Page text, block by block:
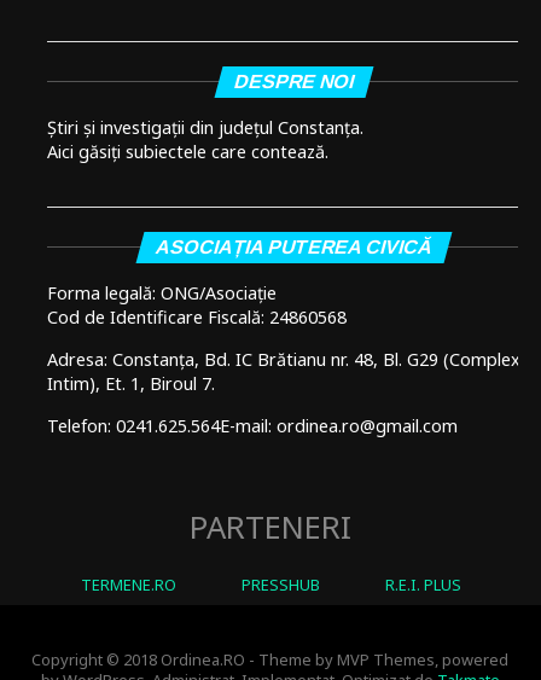
DESPRE NOI
Știri și investigații din județul Constanța.
Aici găsiți subiectele care contează.
ASOCIAȚIA PUTEREA CIVICĂ
Forma legală: ONG/Asociație
Cod de Identificare Fiscală: 24860568
Adresa: Constanța, Bd. IC Brătianu nr. 48, Bl. G29 (Complex
Intim), Et. 1, Biroul 7.
Telefon: 0241.625.564E-mail: ordinea.ro@gmail.com
PARTENERI
TERMENE.RO PRESSHUB R.E.I. PLUS
Copyright © 2018 Ordinea.RO - Theme by MVP Themes, powered